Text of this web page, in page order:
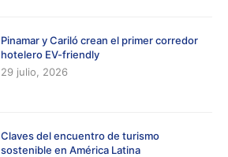
Pinamar y Cariló crean el primer corredor
hotelero EV-friendly
29 julio, 2026
Claves del encuentro de turismo
sostenible en América Latina